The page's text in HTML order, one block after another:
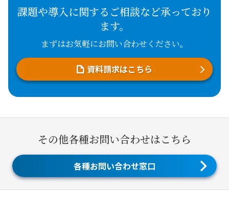
課題や導入に関するご相談など承っており
ます。
まずはお気軽にお問い合わせください。
資料請求はこちら
その他各種お問い合わせはこちら
各種お問い合わせ窓口